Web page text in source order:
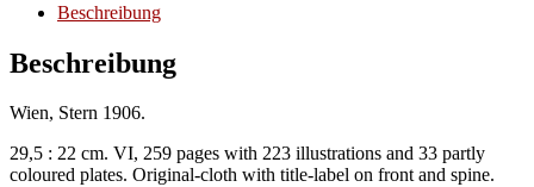
érotique
dans
caricature.
Beschreibung
Beschreibung
Wien, Stern 1906.
29,5 : 22 cm. VI, 259 pages with 223 illustrations and 33 partly
coloured plates. Original-cloth with title-label on front and spine.